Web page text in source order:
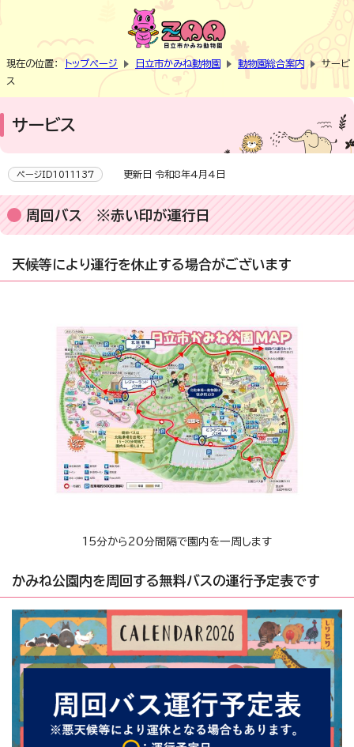
現在の位置： トップページ 日立市かみね動物園 動物園総合案内
サービ
ス
サービス
ページID1011137 更新日 令和8年4月4日
周回バス ※赤い印が運行日
天候等により運行を休止する場合がございます
15分から20分間隔で園内を一周します
かみね公園内を周回する無料バスの運行予定表です